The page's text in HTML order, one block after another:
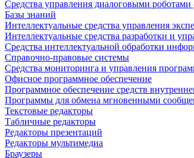
Средства управления диалоговыми
Базы знаний
Интеллектуальные средства управления
Интеллектуальные средства разработки и
Средства интеллектуальной обработки
Справочно-правовые системы
Средства мониторинга и управления
Офисное программное обеспечение
Программное обеспечение средств
Программы для обмена мгновенными
Текстовые редакторы
Табличные редакторы
Редакторы презентаций
Редакторы мультимедиа
Браузеры